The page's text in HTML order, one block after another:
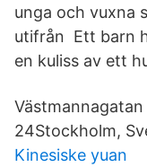
unga och vuxna
utifrån Ett barn
en kuliss av ett
Västmannagatan
24Stockholm,
Kinesiske yuan